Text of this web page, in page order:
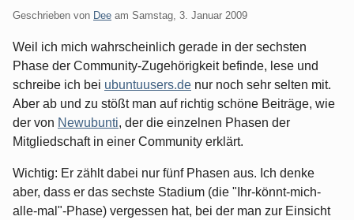
Geschrieben von Dee am Samstag, 3. Januar 2009
Weil ich mich wahrscheinlich gerade in der sechsten
Phase der Community-Zugehörigkeit befinde, lese und
schreibe ich bei ubuntuusers.de nur noch sehr selten mit.
Aber ab und zu stößt man auf richtig schöne Beiträge, wie
der von Newubunti, der die einzelnen Phasen der
Mitgliedschaft in einer Community erklärt.
Wichtig: Er zählt dabei nur fünf Phasen aus. Ich denke
aber, dass er das sechste Stadium (die "Ihr-könnt-mich-
alle-mal"-Phase) vergessen hat, bei der man zur Einsicht